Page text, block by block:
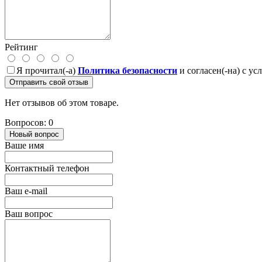
Рейтинг
Я прочитал(-а) Политика безопасности и согласен(-на) с
Отправить свой отзыв
Нет отзывов об этом товаре.
Вопросов: 0
Новый вопрос
Ваше имя
Контактный телефон
Ваш e-mail
Ваш вопрос